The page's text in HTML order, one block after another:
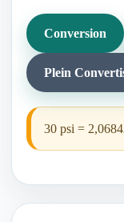
Conversion
Plein
30 psi =